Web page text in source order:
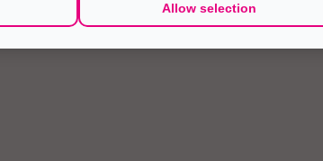
Allow selection